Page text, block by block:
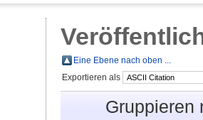
Eine Ebene nach oben ...
Exportieren als
Gruppieren